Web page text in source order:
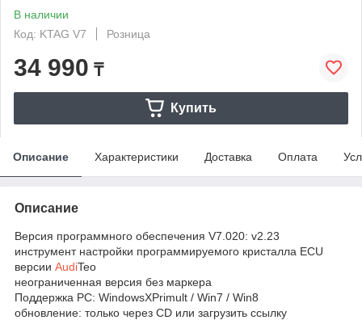
В наличии
Код: KTAG V7
Розница
34 990 ₸
Купить
Описание Характеристики Доставка Оплата
Описание
Версия программного обеспечения V7.020: v2.23
инструмент настройки программируемого кристалла ECU
версии AudiTeo
неограниченная версия без маркера
Поддержка PC: WindowsXPrimult / Win7 / Win8
обновление: только через CD или загрузить ссылку